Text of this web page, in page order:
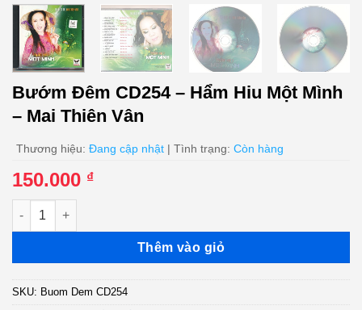
Bướm Đêm CD254 – Hẩm Hiu Một Mình
– Mai Thiên Vân
Thương hiệu: Đang cập nhật | Tình trạng: Còn hàng
150.000 ₫
Bướm Đêm CD254 - Hẩm Hiu Một Mình - Mai Thiên Vân số
Thêm vào giỏ
SKU: Buom Dem CD254